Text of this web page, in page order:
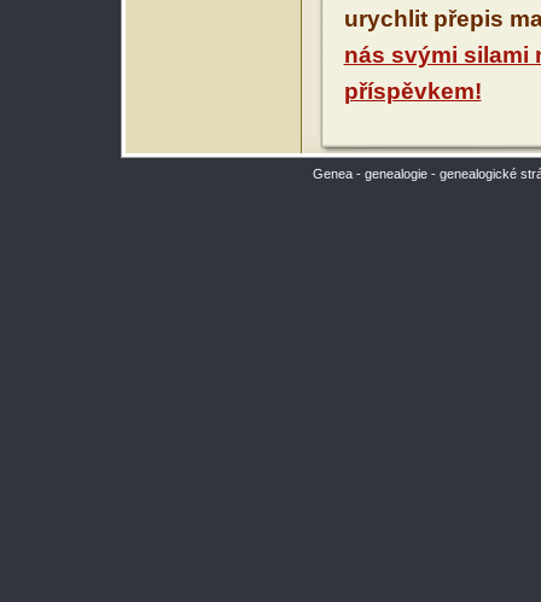
urychlit přepis
nás svými silami
příspěvkem!
Genea - genealogie - genealogické